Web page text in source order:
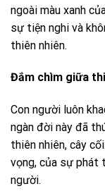
ngoài màu xanh
sự tiện nghi và
thiên nhiên.
Đắm chìm giữa
Con người luôn
ngàn đời này đã
thiên nhiên, cây
vọng, của sự phát
người.